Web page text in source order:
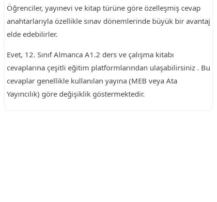
Öğrenciler, yayınevi ve kitap türüne göre özelleşmiş cevap
anahtarlarıyla özellikle sınav dönemlerinde büyük bir avantaj
elde edebilirler.
Evet, 12. Sınıf Almanca A1.2 ders ve çalışma kitabı
cevaplarına çeşitli eğitim platformlarından ulaşabilirsiniz . Bu
cevaplar genellikle kullanılan yayına (MEB veya Ata
Yayıncılık) göre değişiklik göstermektedir.